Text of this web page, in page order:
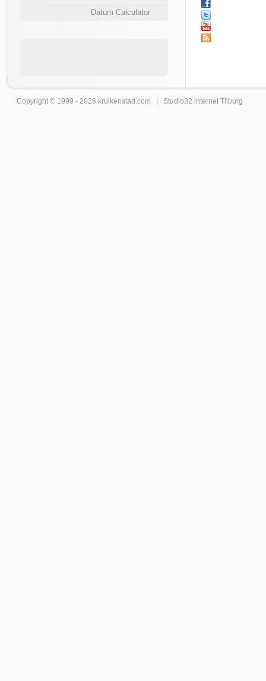
Datum Calculator
Copyright © 1999 - 2026 kruikenstad .com | Studio32 internet Tilburg